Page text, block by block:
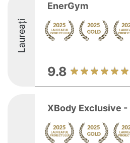
Laureați
EnerGym
9.8
XBody Exclusive -